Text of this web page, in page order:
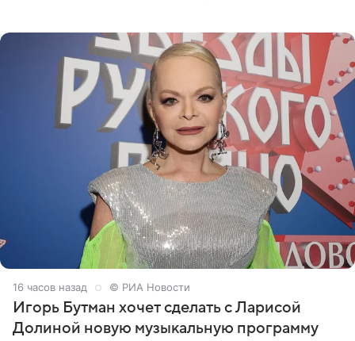
16 часов назад © РИА Новости
Игорь Бутман хочет сделать с Ларисой
Долиной новую музыкальную программу